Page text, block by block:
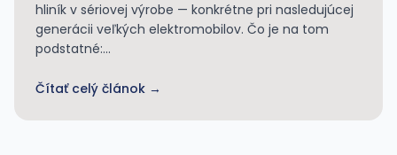
hliník v sériovej výrobe — konkrétne pri nasledujúcej
generácii veľkých elektromobilov. Čo je na tom
podstatné:...
Čítať celý článok →